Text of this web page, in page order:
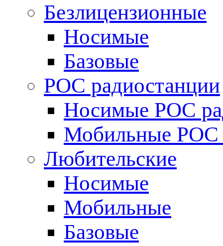
Безлицензионные
Носимые
Базовые
POC радиостанции
Носимые POC
Мобильные POC
Любительские
Носимые
Мобильные
Базовые